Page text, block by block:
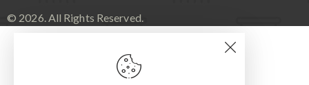
© 2026. All Rights Reserved.